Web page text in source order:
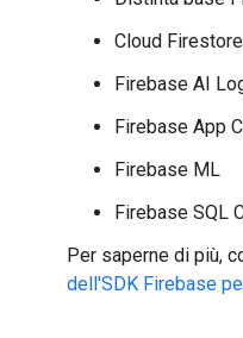
Cloud Firestore
Firebase AI
Firebase App
Firebase ML
Firebase SQL
Per saperne di più,
dell'SDK Firebase